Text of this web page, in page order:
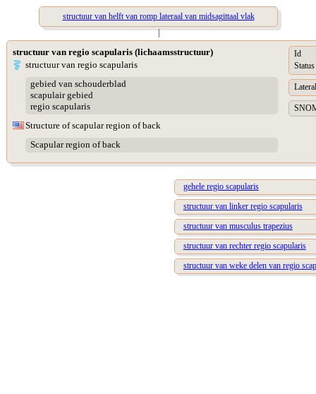
structuur van helft van romp lateraal van midsagittaal vlak
|
structuur van regio scapularis (lichaamsstructuur)
structuur van regio scapularis
gebied van schouderblad
scapulair gebied
regio scapularis
Structure of scapular region of back
Scapular region of back
Id
Status
gehele regio scapularis
structuur van linker regio scapularis
structuur van musculus trapezius
structuur van rechter regio scapularis
structuur van weke delen van regio